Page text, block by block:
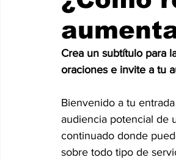
Entretenimiento
Internacionales Super Bowl
Crea un subtítulo para
oraciones e invite a tu
Bienvenido a tu
audiencia potencial de
continuado donde
sobre todo tipo de